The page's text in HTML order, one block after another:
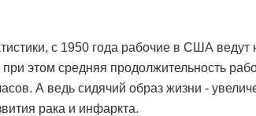
с 1950 года рабочие в США ведут
этом средняя продолжительность
А ведь сидячий образ жизни -
рака и инфаркта.